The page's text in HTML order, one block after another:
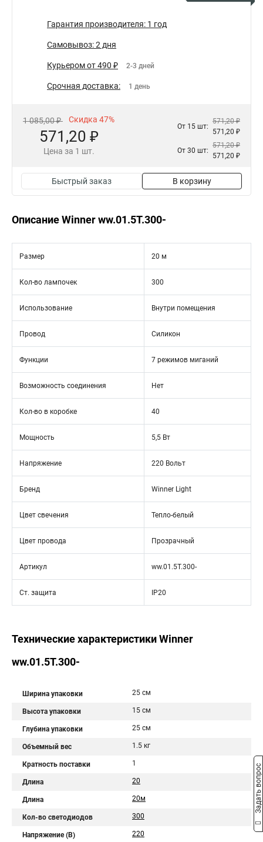
Гарантия производителя: 1 год
Самовывоз: 2 дня
Курьером от 490 ₽ 2-3 дней
Срочная доставка: 1 день
1 085,00 ₽ Скидка 47%
571,20 ₽
Цена за 1 шт.
От 15 шт:
571,20 ₽
571,20 ₽
От 30 шт:
571,20 ₽
571,20 ₽
Быстрый заказ В корзину
Описание Winner ww.01.5T.300-
Размер 20 м
Кол-во лампочек 300
Использование Внутри помещения
Провод Силикон
Функции 7 режимов миганий
Возможность соединения Нет
Кол-во в коробке 40
Мощность 5,5 Вт
Напряжение 220 Вольт
Бренд Winner Light
Цвет свечения Тепло-белый
Цвет провода Прозрачный
Артикул ww.01.5T.300-
Ст. защита IP20
Технические характеристики Winner
ww.01.5T.300-
Ширина упаковки 25 см
Высота упаковки 15 см
Глубина упаковки 25 см
Объемный вес 1.5 кг
Кратность поставки 1
Длина 20
Длина 20м
Кол-во светодиодов 300
Напряжение (В) 220
Задать вопрос